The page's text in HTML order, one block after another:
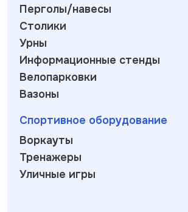
Перголы/навесы
Столики
Урны
Информационные стенды
Велопарковки
Вазоны
Спортивное оборудование
Воркауты
Тренажеры
Уличные игры